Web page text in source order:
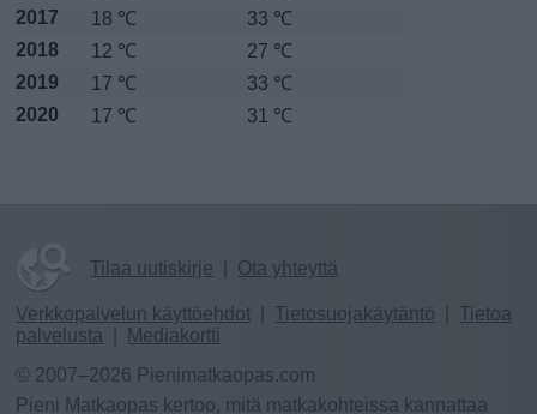
2017
18 ℃
33 ℃
2018
12 ℃
27 ℃
2019
17 ℃
33 ℃
2020
17 ℃ 31 ℃
Tilaa uutiskirje Ota yhteyttä
Verkkopalvelun käyttöehdot Tietosuojakäytäntö
Tietoa
palvelusta
Mediakortti
© 2007–2026 Pienimatkaopas.com
Pieni Matkaopas kertoo, mitä matkakohteissa kannattaa